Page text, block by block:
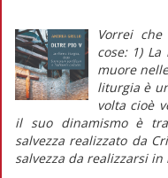
Vorrei
cose: 1)
muore
liturgia è
volta cioè
il suo dinamismo è
salvezza realizzato da
salvezza da realizzarsi in